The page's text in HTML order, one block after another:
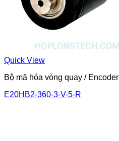
Quick View
Bộ mã hóa vòng quay / Encoder
E20HB2-360-3-V-5-R